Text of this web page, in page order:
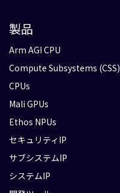
製品
Arm AGI CPU
Compute Subsystems (CSS)
CPUs
Mali GPUs
Ethos NPUs
セキュリティIP
サブシステムIP
システムIP